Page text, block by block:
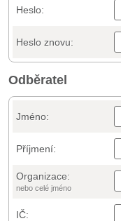
Heslo:
Heslo znovu:
Odběratel
Jméno:
Příjmení:
Organizace:
nebo celé jméno
IČ: